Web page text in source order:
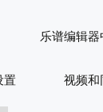
乐谱编辑
置 视频和